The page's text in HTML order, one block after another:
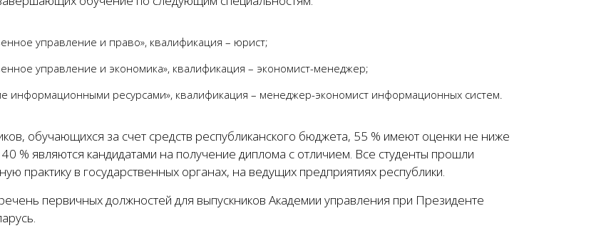
управление и право», квалификация – юрист;
управление и экономика», квалификация – экономист-менеджер;
информационными ресурсами», квалификация – менеджер-экономист информационных систем.
обучающихся за счет средств республиканского бюджета, 55 % имеют оценки не ниже
% являются кандидатами на получение диплома с отличием. Все студенты прошли
практику в государственных органах, на ведущих предприятиях республики.
первичных должностей для выпускников Академии управления при Президенте